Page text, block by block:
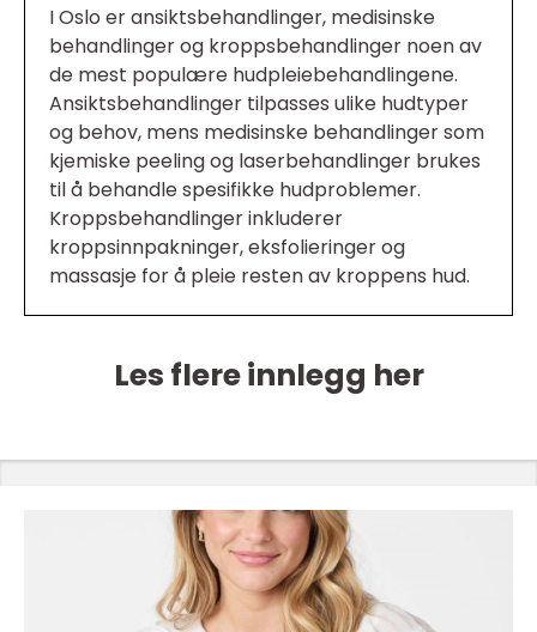
I Oslo er ansiktsbehandlinger, medisinske
behandlinger og kroppsbehandlinger noen av
de mest populære hudpleiebehandlingene.
Ansiktsbehandlinger tilpasses ulike hudtyper
og behov, mens medisinske behandlinger som
kjemiske peeling og laserbehandlinger brukes
til å behandle spesifikke hudproblemer.
Kroppsbehandlinger inkluderer
kroppsinnpakninger, eksfolieringer og
massasje for å pleie resten av kroppens hud.
Les flere innlegg her